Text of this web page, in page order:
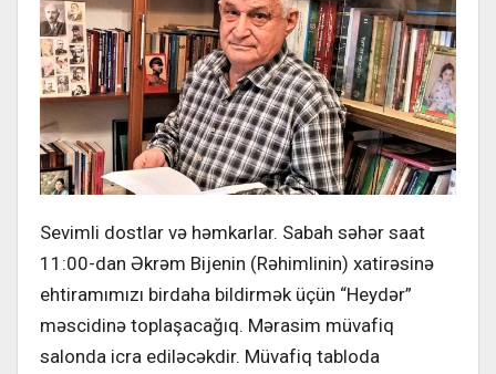
Sevimli dostlar və həmkarlar. Sabah səhər saat
11:00-dan Əkrəm Bijenin (Rəhimlinin) xatirəsinə
ehtiramımızı birdaha bildirmək üçün “Heydər”
məscidinə toplaşacağıq. Mərasim müvafiq
salonda icra ediləcəkdir. Müvafiq tabloda